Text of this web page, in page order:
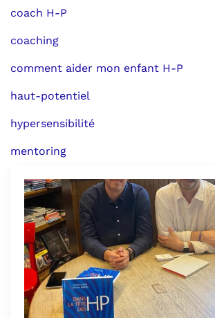
coach H-P
coaching
comment aider mon enfant H-P
haut-potentiel
hypersensibilité
mentoring